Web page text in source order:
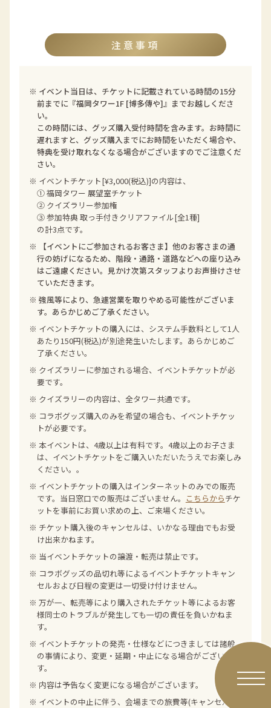
注意事項
※ イベント当日は、チケットに記載されている時間の15分
前までに『福岡タワー1F [博多傳や]』までお越しくださ
い。
この時間には、グッズ購入受付時間を含みます。お時間に
遅れますと、グッズ購入までにお時間をいただく場合や、
特典を受け取れなくなる場合がございますのでご注意くだ
さい。
※ イベントチケット[¥3,000(税込)]の内容は、
① 福岡タワー 展望室チケット
② クイズラリー参加権
③ 参加特典 取っ手付きクリアファイル[全1種]
の計3点です。
※
【イベントにご参加されるお客さま】他のお客さまの通
行の妨げになるため、階段・通路・道路などへの座り込み
はご遠慮ください。見かけ次第スタッフよりお声掛けさせ
ていただきます。
※ 強風等により、急遽営業を取りやめる可能性がございま
す。あらかじめご了承ください。
※ イベントチケットの購入には、システム手数料として1人
あたり150円(税込)が別途発生いたします。あらかじめご
了承ください。
※ クイズラリーに参加される場合、イベントチケットが必
要です。
※ クイズラリーの内容は、全タワー共通です。
※ コラボグッズ購入のみを希望の場合も、イベントチケッ
トが必要です。
※ 本イベントは、4歳以上は有料です。4歳以上のお子さま
は、イベントチケットをご購入いただいたうえでお楽しみ
ください。。
※ イベントチケットの購入はインターネットのみでの販売
です。当日窓口での販売はございません。 こちらからチケ
ットを事前にお買い求めの上、ご来場ください。
※ チケット購入後のキャンセルは、いかなる理由でもお受
け出来かねます。
※ 当イベントチケットの譲渡・転売は禁止です。
※ コラボグッズの品切れ等によるイベントチケットキャン
セルおよび日程の変更は一切受け付けません。
※ 万が一、転売等により購入されたチケット等によるお客
様同士のトラブルが発生しても一切の責任を負いかねま
す。
※ イベントチケットの発売・仕様などにつきましては諸般
の事情により、変更・延期・中⽌になる場合がございま
す。
※ 内容は予告なく変更になる場合がございます。
※ イベントの中止に伴う、会場までの旅費等(キャンセル料)